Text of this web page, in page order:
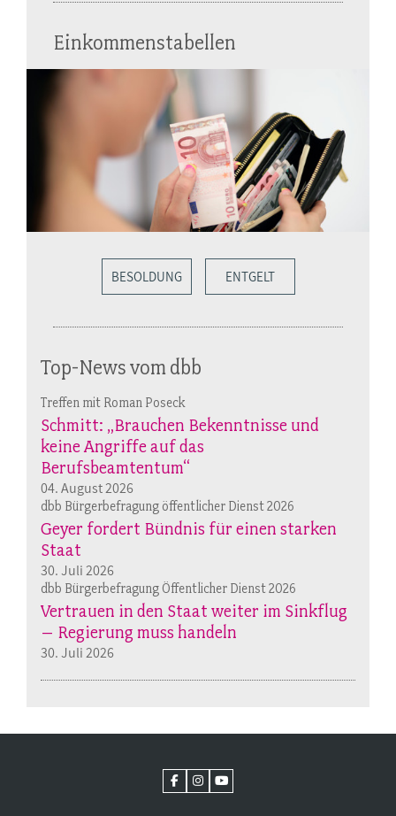
Einkommenstabellen
BESOLDUNG ENTGELT
Top-News vom dbb
Treffen mit Roman Poseck
Schmitt: „Brauchen Bekenntnisse und
keine Angriffe auf das
Berufsbeamtentum“
04. August 2026
dbb Bürgerbefragung öffentlicher Dienst 2026
Geyer fordert Bündnis für einen starken
Staat
30. Juli 2026
dbb Bürgerbefragung Öffentlicher Dienst 2026
Vertrauen in den Staat weiter im Sinkflug
– Regierung muss handeln
30. Juli 2026